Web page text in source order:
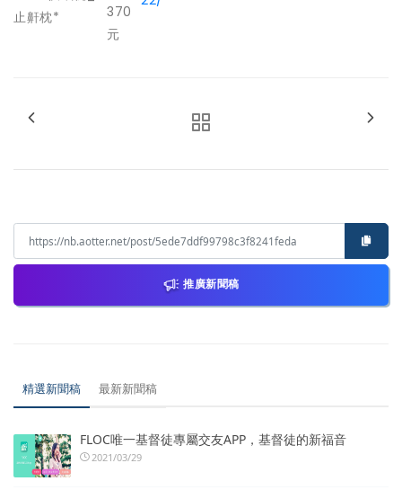
止鼾枕*
370
元
推廣新聞稿
精選新聞稿 最新新聞稿
FLOC唯一基督徒專屬交友APP，基督徒的新福音
2021/03/29